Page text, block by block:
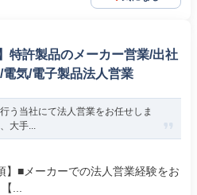
特許製品のメーカー営業/出社
気/電子製品法人営業
う当社にて法人営業をお任せしま
大手...
】■メーカーでの法人営業経験をお
...